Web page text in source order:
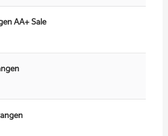
AA+ Sale